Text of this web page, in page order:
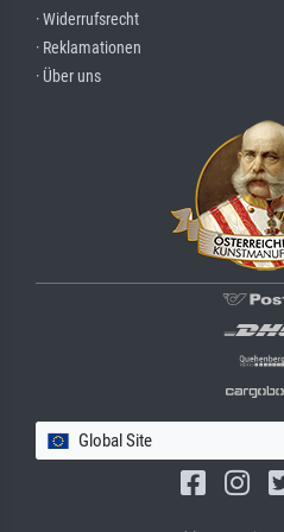
· Widerrufsrecht
· Reklamationen
· Über uns
Global Site